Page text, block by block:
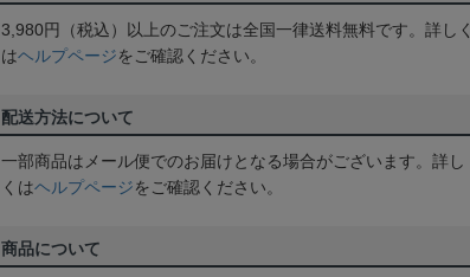
3,980円（税込）以上のご注文は全国一律送料無料です。詳しく
はヘルプページをご確認ください。
配送方法について
一部商品はメール便でのお届けとなる場合がございます。詳し
くはヘルプページをご確認ください。
商品について